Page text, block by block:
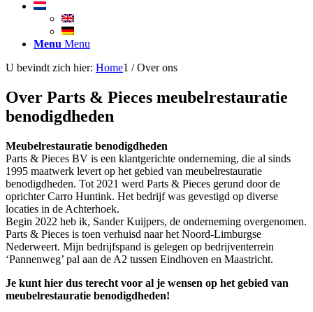
Menu Menu
U bevindt zich hier: Home1 / Over ons
Over Parts & Pieces meubelrestauratie
benodigdheden
Meubelrestauratie benodigdheden
Parts & Pieces BV is een klantgerichte onderneming, die al sinds
1995 maatwerk levert op het gebied van meubelrestauratie
benodigdheden. Tot 2021 werd Parts & Pieces gerund door de
oprichter Carro Huntink. Het bedrijf was gevestigd op diverse
locaties in de Achterhoek.
Begin 2022 heb ik, Sander Kuijpers, de onderneming overgenomen.
Parts & Pieces is toen verhuisd naar het Noord-Limburgse
Nederweert. Mijn bedrijfspand is gelegen op bedrijventerrein
‘Pannenweg’ pal aan de A2 tussen Eindhoven en Maastricht.
Je kunt hier dus terecht voor al je wensen op het gebied van
meubelrestauratie benodigdheden!